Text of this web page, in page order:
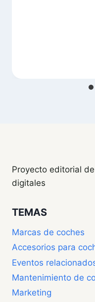
Proyecto editorial de
digitales
TEMAS
Marcas de coches
Accesorios para
Eventos
Mantenimiento de
Marketing